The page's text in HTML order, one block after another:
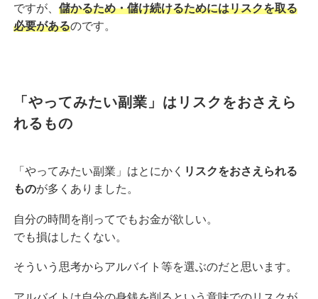
ですが、 儲かるため・儲け続けるためにはリスクを取る
必要があるのです。
「やってみたい副業」はリスクをおさえら
れるもの
「やってみたい副業」はとにかく リスクをおさえられる
ものが多くありました。
自分の時間を削ってでもお金が欲しい。
でも損はしたくない。
そういう思考からアルバイト等を選ぶのだと思います。